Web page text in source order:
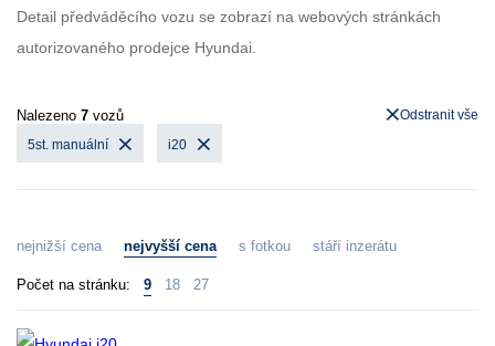
Detail předváděcího vozu se zobrazí na webových stránkách
autorizovaného prodejce Hyundai.
Nalezeno 7 vozů
5st. manuální i20
Odstranit vše
nejnižší cena nejvyšší cena s fotkou stáří inzerátu
Počet na stránku: 9 18 27